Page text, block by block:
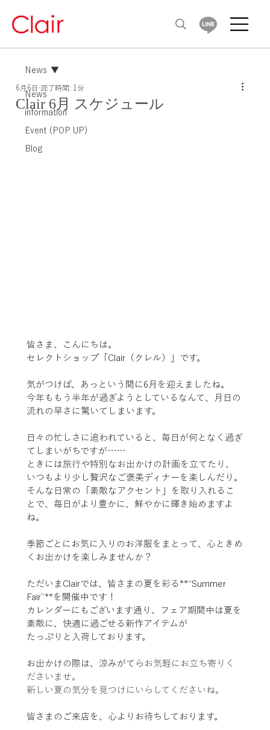
News
information
Event (POP UP)
Blog
News
Clair 6月 スケジュール
6月6日 読了時間: 1分
皆さま、こんにちは。
セレクトショップ「Clair（クレル）」です。
気がつけば、あっという間に6月を迎えましたね。
今年ももう半年が過ぎようとしているなんて、月日の
流れの早さに驚いてしまいます。
日々の忙しさに追われていると、毎日が何となく過ぎ
てしまいがちですが……
ときには旅行や特別なお出かけの計画を立てたり、
いつもより少し贅沢なご褒美ディナーを楽しんだり。
そんな日常の「素敵なアクセント」を取り入れるこ
とで、毎日がより豊かに、鮮やかに輝き始めますよ
ね。
季節ごとにお気に入りのお洋服をまとって、心ときめ
くお出かけを楽しみませんか？
ただいまClairでは、皆さまの夏を彩る**“Summer
Fair”**を開催中です！
カレンダーにもございます通り、フェア期間中は夏を
素敵に、快適に過ごせる新作アイテムが
たっぷりと入荷しております。
お出かけの際は、涼みがてら お気軽にお立ち寄りく
ださいませ。
新しい夏の気分を見つけにいらしてくださいね。
皆さまのご来店を、心よりお待ちしております。